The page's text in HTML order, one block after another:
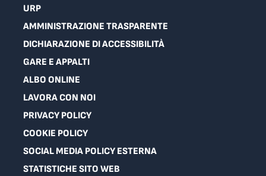
URP
AMMINISTRAZIONE TRASPARENTE
DICHIARAZIONE DI ACCESSIBILITÀ
GARE E APPALTI
ALBO ONLINE
LAVORA CON NOI
PRIVACY POLICY
COOKIE POLICY
SOCIAL MEDIA POLICY ESTERNA
STATISTICHE SITO WEB